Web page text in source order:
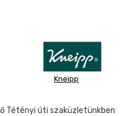
Kneipp
Tétényi úti szaküzletünkben